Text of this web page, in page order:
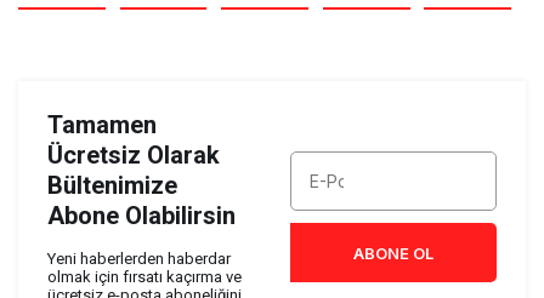
Tamamen
Ücretsiz Olarak
Bültenimize
Abone Olabilirsin
Yeni haberlerden haberdar
olmak için fırsatı kaçırma ve
ABONE OL